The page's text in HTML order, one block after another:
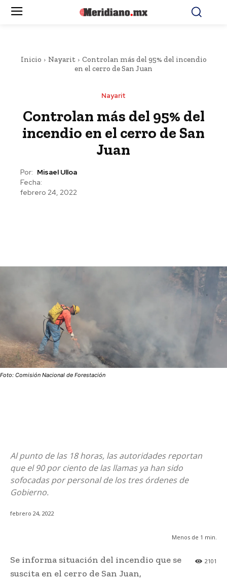
Inicio Nayarit
Controlan más del 95% del incendio
en el cerro de San Juan
Nayarit
Controlan más del 95% del
incendio en el cerro de San
Juan
Por: Misael Ulloa
Fecha:
febrero 24, 2022
Foto: Comisión Nacional de Forestación
Al punto de las 18 horas, las autoridades reportan
que el 90 por ciento de las llamas ya han sido
sofocadas por personal de los tres órdenes de
Gobierno.
febrero 24, 2022
Menos de 1 min.
2101
Se informa situación del incendio que se
suscita en el cerro de San Juan,